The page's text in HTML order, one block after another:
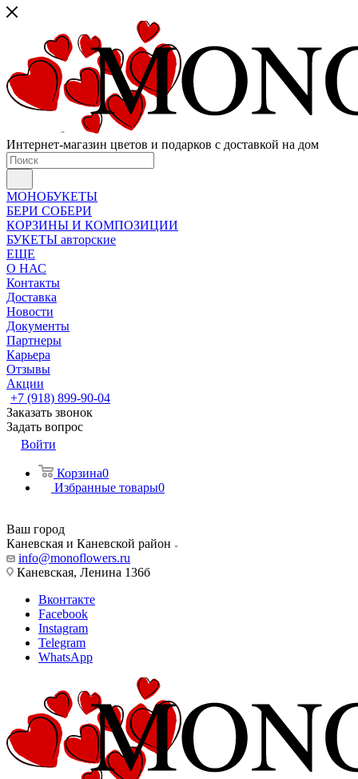
Интернет-магазин цветов и подарков с доставкой на дом
МОНОБУКЕТЫ
БЕРИ СОБЕРИ
КОРЗИНЫ И КОМПОЗИЦИИ
БУКЕТЫ авторские
ЕЩЕ
О НАС
Контакты
Доставка
Новости
Документы
Партнеры
Карьера
Отзывы
Акции
+7 (918) 899-90-04
Заказать звонок
Задать вопрос
Войти
Корзина0
Избранные товары0
Ваш город
Каневская и Каневской район
info@monoflowers.ru
Каневская, Ленина 136б
Вконтакте
Facebook
Instagram
Telegram
WhatsApp